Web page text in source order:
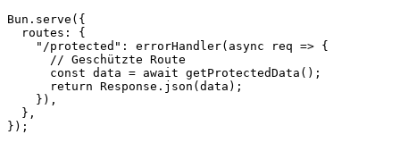
Bun. serve ({
  routes: {
    "/protected"
: errorHandler( async req => {
      // Geschützte Route
      const
data = await getProtectedData ();
      return
Response. json (data);
    }),
  },
});